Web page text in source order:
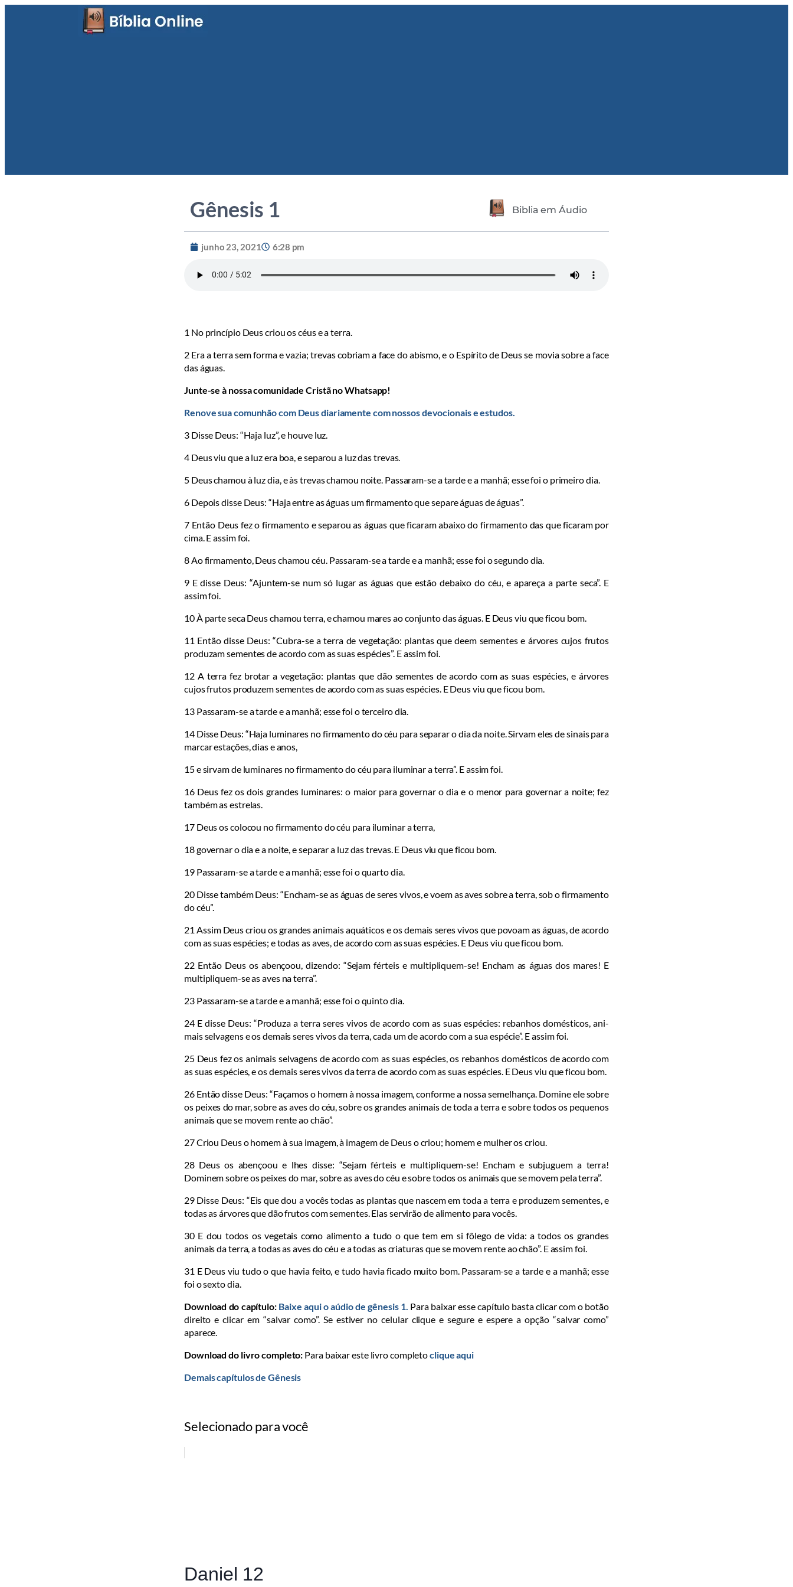
Gênesis 1 Biblia em Áudio
junho 23, 2021 6:28 pm
1 No princípio Deus criou os céus e a terra.
2 Era a terra sem forma e vazia; trevas co­briam a face do abismo, e o Espírito de Deus se movia sobre a face
das águas.
Junte-se à nossa comunidade Cristã no Whatsapp!
Renove sua comunhão com Deus diariamente com nossos devocionais e estudos.
3 Disse Deus: “Haja luz”, e houve luz.
4 Deus viu que a luz era boa, e separou a luz das trevas.
5 Deus chamou à luz dia, e às trevas cha­mou noite. Passaram-se a tarde ­e a manhã; esse foi o primeiro dia.
6 Depois disse Deus: “Haja entre as águas um firmamento que separe águas de águas”.
7 En­tão Deus fez o firmamento e separou as águas que ficaram abaixo do firmamento das que ficaram por
cima. E assim foi.
8Ao firma­mento, Deus chamou céu. Passaram-se a tarde e a manhã; esse foi o segundo dia.
9 E disse Deus: “Ajuntem-se num só lugar as águas que estão debaixo do céu, e apareça a parte seca”. E
assim foi.
10À parte seca De­us chamou terra, e cha­mou mares ao conjunto das águas. E Deus viu que ficou bom.
11 Então disse Deus: “Cubra-se a terra de vegetação: plantas que deem sementes e árvores cujos frutos
produzam sementes de acor­do com as suas espé­cies”. E assim foi.
12 A terra fez bro­tar a vegetação: plantas que dão sementes de acordo com as suas espé­cies, e árvores
cujos frutos produzem sementes de acordo com as suas espécies. E Deus viu que ficou bom.
13 Passaram-se­ a tarde e a manhã; esse foi o ter­ceiro dia.
14 Disse Deus: “Haja luminares no firma­mento do céu para separar o dia da noite. Sir­vam eles de sinais para
marcar estações, dias e anos,
15e sirvam de lu­minares no firmamento do céu para ilu­minar a terra”. E assim foi.
16 Deus fez os dois gran­des lumi­nares: o maior para go­vernar o dia e o menor para gover­nar a noite; fez
também as estrelas.
17 Deus os colo­cou no firmamento do céu para iluminar a terra,
18governa­r o dia e a noite, e separar a luz das tre­vas. E Deus viu que ficou bom.
19 Passaram-se a tarde e a manhã; esse foi o quarto dia.
20 Disse também Deus: “Encham-se as águas de seres vivos, e voem as aves sobre a terra, sob o firmamento
do céu”.
21 Assim Deus criou os gran­des animais aquáti­cos e os demais seres vivos que povoam as á­guas, de acor­do
com as suas espécies; e todas as aves, de acordo com as suas espécies. E Deus viu que ficou bom.
22 En­tão De­us os abençoou, dizendo: “Sejam férteis e multipliquem-se! Encham as águas dos mares! E
multipli­quem-se as aves na terra”.
23 Passaram-se a tarde e a manhã; esse foi o quinto dia.
24 E disse Deus: “Produza a terra seres vivos de acordo com as suas espécies: rebanhos domésticos, ani­
mais selvagens e os demais seres vivos da terra, cada um de acor­do com a sua espécie”. E assim foi.
25 Deus fez os animais sel­vagens de acordo com as suas espé­cies, os reba­nhos domésticos de acor­do com
as suas espécies, e os demais seres vivos da terra de acordo com as suas espécies. E Deus viu que ficou bom.
26 Então disse Deus: “Façamos o homem à nossa imagem, con­for­me a nossa semelhança. Domine ele sobre
os peixes do mar, sobre as aves do céu, sobre os grandes animais de toda a terra e sobre todos os pequenos
animais ­que se movem rente ao chão”.
27Criou Deus o homem à sua imagem,à imagem de Deus o criou; homem e mulher os criou.
28 Deus os abençoou e lhes disse: “Sejam férteis e multipliquem-se! Encham e subjuguem a terra!
Dominem sobre os peixes do mar, sobre as aves do céu e sobre todos os animais que se movem pela terra”.
29 Disse Deus: “Eis que dou a vocês todas as plantas que nascem em toda a terra e produzem sementes, e
todas as árvores que dão frutos com se­mentes. Elas servirão de alimento para vocês.
30 E dou todos os vegetais como alimento a tudo o que tem em si fôlego de vida: a todos os gran­des
animais da terra­, a todas as aves do céu e a todas as criaturas que ­se movem rente ao chão”. E assim foi.
31 E Deus viu tudo o que havia feito, e tudo havia ficado muito bom. Passaram-se a tarde e a ma­nhã; esse
foi o sexto dia.
Download do capítulo: Baixe aqui o aúdio de gênesis 1. Para baixar esse capítulo basta clicar com o botão
direito e clicar em “salvar como”. Se estiver no celular clique e segure e espere a opção “salvar como”
aparece.
Download do livro completo: Para baixar este livro completoclique aqui
Demais capítulos de Gênesis
Selecionado para você
Daniel 12